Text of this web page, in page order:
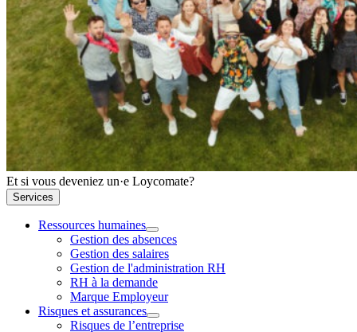
Et si vous deveniez un·e Loycomate?
Services
Ressources humaines
Gestion des absences
Gestion des salaires
Gestion de l'administration RH
RH à la demande
Marque Employeur
Risques et assurances
Risques de l’entreprise